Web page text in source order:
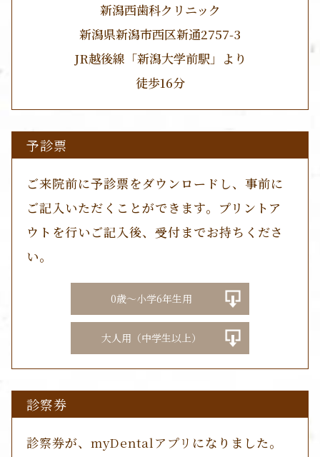
新潟西歯科クリニック
新潟県新潟市西区新通2757-3
JR越後線「新潟大学前駅」より
徒歩16分
予診票
ご来院前に予診票をダウンロードし、事前に
ご記入いただくことができます。プリントア
ウトを行いご記入後、受付までお持ちくださ
い。
0歳～小学6年生用
大人用（中学生以上）
診察券
診察券が、 myDentalアプリ になりました。